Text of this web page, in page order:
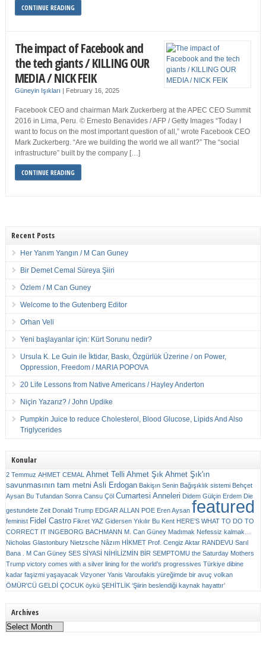
CONTINUE READING
The impact of Facebook and
the tech giants / KILLING OUR
MEDIA / NICK FEIK
Güneyin Işıkları | February 16, 2025
Facebook CEO and chairman Mark Zuckerberg at the APEC CEO Summit
2016 in Lima, Peru. © Ernesto Benavides / AFP / Getty Images “Today I
want to focus on the most important question of all,” wrote Facebook CEO
Mark Zuckerberg. “Are we building the world we all want?” The “social
infrastructure” built by the company […]
CONTINUE READING
Recent Posts
Her Yanım Yangın / M Can Guney
Bir Demet Cemal Süreya Şiiri
Özlem / M Can Guney
Welcome to the Gutenberg Editor
Orhan Veli
Yeni başlayanlar için: Kürt Sorunu nedir?
Ursula K. Le Guin ile İktidar, Baskı, Özgürlük Üzerine / on Power,
Oppression, Freedom / MARIA POPOVA
20 Life Lessons from Native Americans / Hayley Anderton
Niçin Yazarız? / John Updike
Pumpkin Juice to reduce Cholesterol, Blood Glucose, Lipids And Also
Triglycerides
Konular
2 Temmuz AHMET CEMAL Ahmet Telli Ahmet Şık Ahmet Şık'ın
savunmasının tam metni Asli Erdogan Bakişın Senin Bağışıklık sistemi Behçet
Aysan Bu Tufandan Sonra Cansu Çöl Cumartesi Anneleri Didem Gülçin Erdem Die
gestundete Zeit Donald Trump EDGAR ALLAN POE Eren Aysan featured
feminist Fidel Castro Fikret YAZ Gidersen Yıkılır Bu Kent HERE’S WHAT TO DO TO
CORRECT IT INGEBORG BACHMANN M. Can Güney Madımak Nefessiz kalmak…
Nicholas Glastonbury Nietzsche Nâzım HİKMET Prof. Cengiz Aktar RANDEVU Sarıl
Bana . M Can Güney SES SİYASİ NİHİLİZMİN BİR SEMPTOMU the Saturday Mothers
Trump victory comes with a silver lining for the world’s progressives Türkiye dibine
kadar faşizmi yaşayacak Vizyoner Yanis Varoufakis yüreğimde bir avuç volkan
ÖMÜR'CÜ GELDİ ÇOCUK öykü ŞEHİTLİK ‘Şiirin beslendiği kaynak hayattır’
Archives
Archives